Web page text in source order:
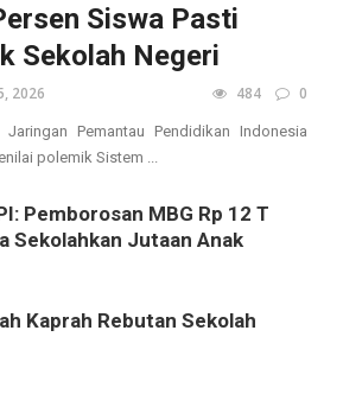
Siswa Pasti
Sekolah Negeri
2026 484 0
Pemantau Pendidikan Indonesia
polemik Sistem ...
Pemborosan MBG Rp 12 T
Sekolahkan Jutaan Anak
Kaprah Rebutan Sekolah